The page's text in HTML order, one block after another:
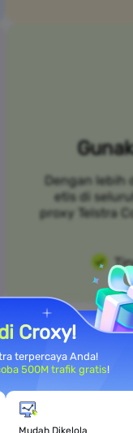
Dengan
etis di
proxy Telstra
Croxy!
terpercaya Anda!
500M trafik gratis!
Mudah Dikelola